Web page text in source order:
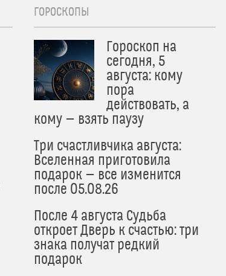
ГОРОСКОПЫ
Гороскоп на
сегодня, 5
августа: кому
пора
действовать, а
кому — взять паузу
Три счастливчика августа:
Вселенная приготовила
подарок — все изменится
после 05.08.26
После 4 августа Судьба
откроет Дверь к счастью: три
знака получат редкий
подарок